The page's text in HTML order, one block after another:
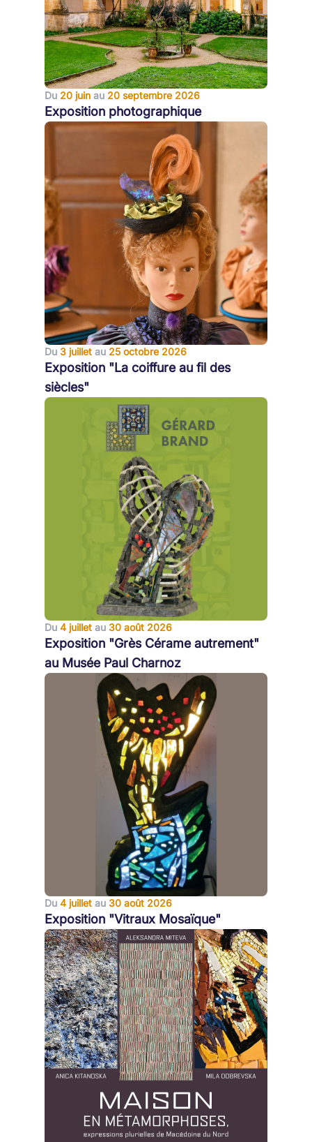
Du 20 juin au 20 septembre 2026
Exposition photographique
Du 3 juillet au 25 octobre 2026
Exposition "La coiffure au fil des
siècles"
Du 4 juillet au 30 août 2026
Exposition "Grès Cérame autrement"
au Musée Paul Charnoz
Du 4 juillet au 30 août 2026
Exposition "Vitraux Mosaïque"